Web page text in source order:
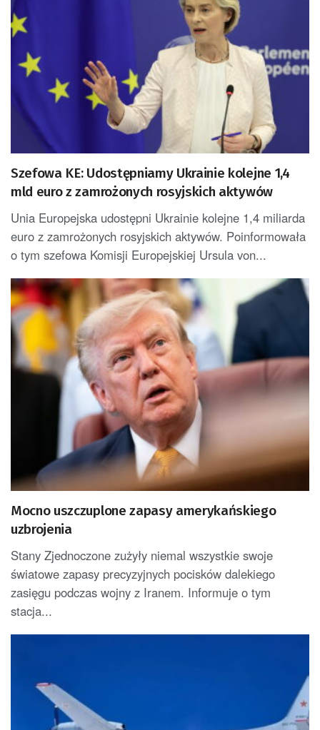
Szefowa KE: Udostępniamy Ukrainie kolejne 1,4
mld euro z zamrożonych rosyjskich aktywów
Unia Europejska udostępni Ukrainie kolejne 1,4 miliarda
euro z zamrożonych rosyjskich aktywów. Poinformowała
o tym szefowa Komisji Europejskiej Ursula von...
Mocno uszczuplone zapasy amerykańskiego
uzbrojenia
Stany Zjednoczone zużyły niemal wszystkie swoje
światowe zapasy precyzyjnych pocisków dalekiego
zasięgu podczas wojny z Iranem. Informuje o tym
stacja...